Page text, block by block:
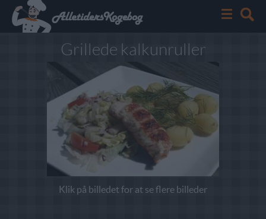
Grillede kalkunruller
Klik på billedet for at se flere billeder